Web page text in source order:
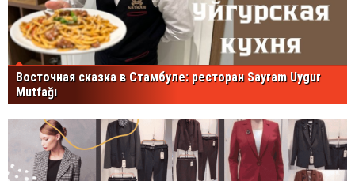
Восточная сказка в Стамбуле: ресторан Sayram Uygur
Mutfağı